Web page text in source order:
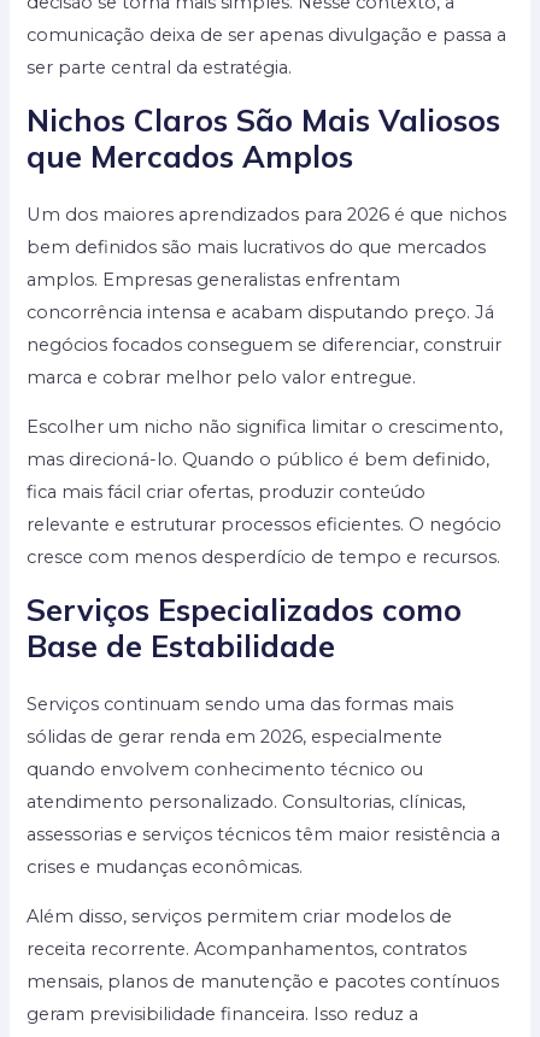
comunicação deixa de ser apenas divulgação e passa a
ser parte central da estratégia.
Nichos Claros São Mais Valiosos
que Mercados Amplos
Um dos maiores aprendizados para 2026 é que nichos
bem definidos são mais lucrativos do que mercados
amplos. Empresas generalistas enfrentam
concorrência intensa e acabam disputando preço. Já
negócios focados conseguem se diferenciar, construir
marca e cobrar melhor pelo valor entregue.
Escolher um nicho não significa limitar o crescimento,
mas direcioná-lo. Quando o público é bem definido,
fica mais fácil criar ofertas, produzir conteúdo
relevante e estruturar processos eficientes. O negócio
cresce com menos desperdício de tempo e recursos.
Serviços Especializados como
Base de Estabilidade
Serviços continuam sendo uma das formas mais
sólidas de gerar renda em 2026, especialmente
quando envolvem conhecimento técnico ou
atendimento personalizado. Consultorias, clínicas,
assessorias e serviços técnicos têm maior resistência a
crises e mudanças econômicas.
Além disso, serviços permitem criar modelos de
receita recorrente. Acompanhamentos, contratos
mensais, planos de manutenção e pacotes contínuos
geram previsibilidade financeira. Isso reduz a